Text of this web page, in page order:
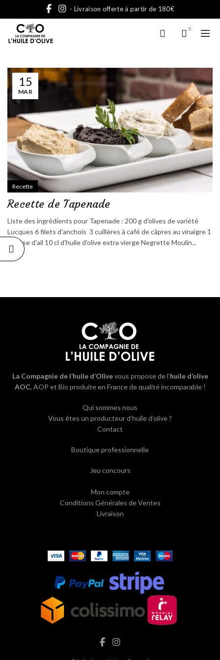
- Livraison offerte à partir de 180€
0
15
MAR
Recette
Recette de Tapenade
Liste des ingrédients pour Tapenade : 200 g d'olives de variété
Lucques 6 filets d'anchois 3 cuillères à café de câpres au vinaigre 1
gousse d'ail 10 cl d'huile d'olive extra vierge Negrette Moulin...
La Compagnie de l’huile d’Olivevous propose de l’huile d’olive
AOC, AOP et Bio produite en France de qualité incomparable !
Qui sommes nous
Vous êtes un producteur d’huile d’olive ?
Contact
Boutique professionnelle
Jeu concours
Mon compte
Conditions Générales de Ventes
Livraison